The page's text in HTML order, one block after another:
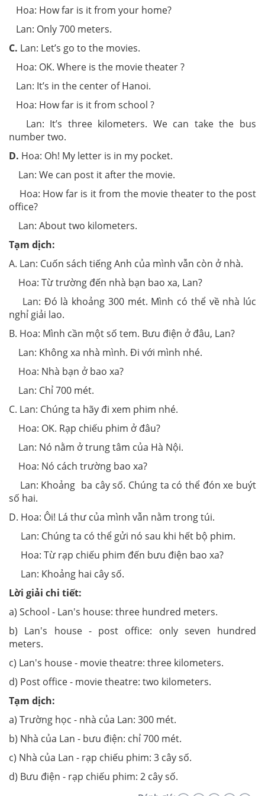
Hoa: How far is it from your home?
Lan: Only 700 meters.
C. Lan: Let’s go to the movies.
Hoa: OK. Where is the movie theater ?
Lan: It’s in the center of Hanoi.
Hoa: How far is it from school ?
Lan: It’s three kilometers. We can take the bus
number two.
D. Hoa: Oh! My letter is in my pocket.
Lan: We can post it after the movie.
Hoa: How far is it from the movie theater to the post
office?
Lan: About two kilometers.
Tạm dịch:
A. Lan: Cuốn sách tiếng Anh của mình vẫn còn ở nhà.
Hoa: Từ trường đến nhà bạn bao xa, Lan?
Lan: Đó là khoảng 300 mét. Mình có thể về nhà lúc
nghỉ giải lao.
B. Hoa: Mình cần một số tem. Bưu điện ở đâu, Lan?
Lan: Không xa nhà mình. Đi với mình nhé.
Hoa: Nhà bạn ở bao xa?
Lan: Chỉ 700 mét.
C. Lan: Chúng ta hãy đi xem phim nhé.
Hoa: OK. Rạp chiếu phim ở đâu?
Lan: Nó nằm ở trung tâm của Hà Nội.
Hoa: Nó cách trường bao xa?
Lan: Khoảng ba cây số. Chúng ta có thể đón xe buýt
số hai.
D. Hoa: Ôi! Lá thư của mình vẫn nằm trong túi.
Lan: Chúng ta có thể gửi nó sau khi hết bộ phim.
Hoa: Từ rạp chiếu phim đến bưu điện bao xa?
Lan: Khoảng hai cây số.
Lời giải chi tiết:
a) School - Lan's house: three hundred meters.
b) Lan's house - post office: only seven hundred
meters.
c) Lan's house - movie theatre: three kilometers.
d) Post office - movie theatre: two kilometers.
Tạm dịch:
a) Trường học - nhà của Lan: 300 mét.
b) Nhà của Lan - bưu điện: chỉ 700 mét.
c) Nhà của Lan - rạp chiếu phim: 3 cây số.
d) Bưu điện - rạp chiếu phim: 2 cây số.